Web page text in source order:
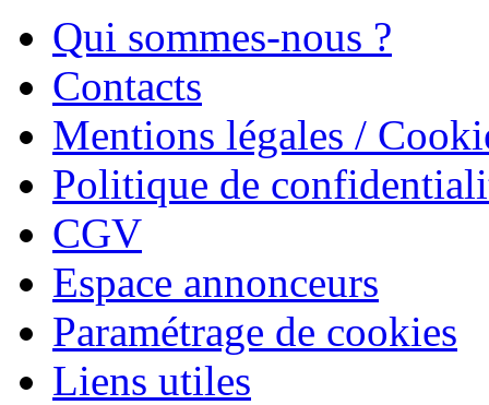
Qui sommes-nous ?
Contacts
Mentions légales /
Politique de
CGV
Espace annonceurs
Paramétrage de cookies
Liens utiles